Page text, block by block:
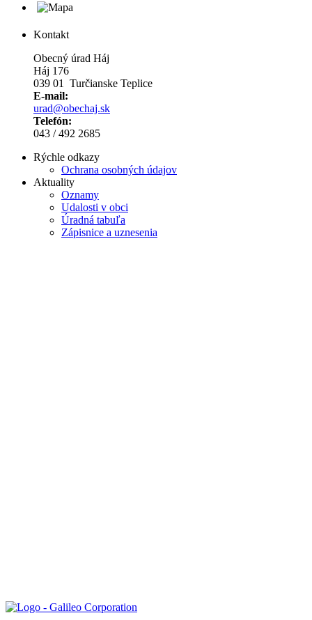
Kontakt
Obecný úrad Háj
Háj 176
039 01 Turčianske Teplice
E-mail:
urad@obechaj.sk
Telefón:
043 / 492 2685
Rýchle odkazy
Ochrana osobných údajov
Aktuality
Oznamy
Udalosti v obci
Úradná tabuľa
Zápisnice a uznesenia